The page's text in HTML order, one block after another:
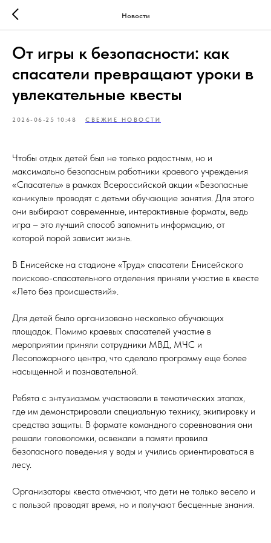
Новости
От игры к безопасности: как
спасатели превращают уроки в
увлекательные квесты
2026-06-25 10:48 СВЕЖИЕ НОВОСТИ
Чтобы отдых детей был не только радостным, но и
максимально безопасным работники краевого учреждения
«Спасатель» в рамках Всероссийской акции «Безопасные
каникулы» проводят с детьми обучающие занятия. Для этого
они выбирают современные, интерактивные форматы, ведь
игра – это лучший способ запомнить информацию, от
которой порой зависит жизнь.
В Енисейске на стадионе «Труд» спасатели Енисейского
поисково-спасательного отделения приняли участие в квесте
«Лето без происшествий».
Для детей было организовано несколько обучающих
площадок. Помимо краевых спасателей участие в
мероприятии приняли сотрудники МВД, МЧС и
Лесопожарного центра, что сделало программу еще более
насыщенной и познавательной.
Ребята с энтузиазмом участвовали в тематических этапах,
где им демонстрировали специальную технику, экипировку и
средства защиты. В формате командного соревнования они
решали головоломки, освежали в памяти правила
безопасного поведения у воды и учились ориентироваться в
лесу.
Организаторы квеста отмечают, что дети не только весело и
с пользой проводят время, но и получают бесценные знания.